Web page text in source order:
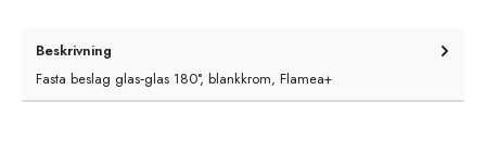
Beskrivning
Fasta beslag glas‑glas 180°, blankkrom, Flamea+